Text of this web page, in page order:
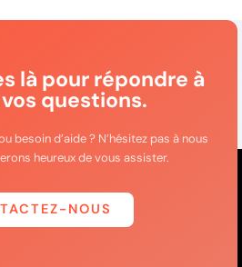
là pour répondre à
questions.
besoin d’aide ? N’hésitez pas à nous
heureux de vous assister.
NOUS